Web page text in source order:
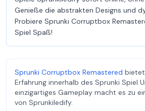
Genieße die abstrakten Designs und
Probiere Sprunki Corruptbox
Spiel Spaß!
Sprunki Corruptbox Remastered
Erfahrung innerhalb des Sprunki Spiel
einzigartiges Gameplay macht es zu
von Sprunkiledify.